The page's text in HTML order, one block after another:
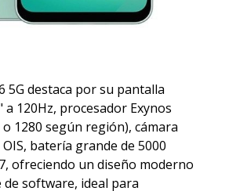
5G destaca por su pantalla
a 120Hz, procesador Exynos
1280 según región), cámara
batería grande de 5000
ofreciendo un diseño moderno
software, ideal para